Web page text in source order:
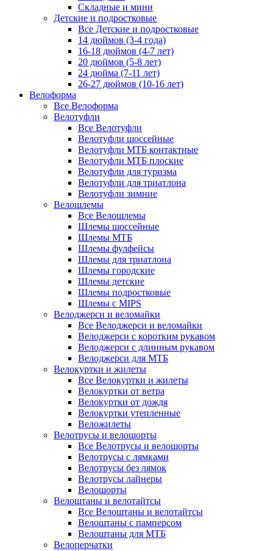
Складные и мини
Детские и подростковые
Все Детские и подростковые
14 дюймов (3-4 года)
16-18 дюймов (4-7 лет)
20 дюймов (5-8 лет)
24 дюйма (7-11 лет)
26-27 дюймов (10-16 лет)
Велоформа
Все Велоформа
Велотуфли
Все Велотуфли
Велотуфли шоссейные
Велотуфли МТБ контактные
Велотуфли МТБ плоские
Велотуфли для туризма
Велотуфли для триатлона
Велотуфли зимние
Велошлемы
Все Велошлемы
Шлемы шоссейные
Шлемы МТБ
Шлемы фулфейсы
Шлемы для триатлона
Шлемы городские
Шлемы детские
Шлемы подростковые
Шлемы с MIPS
Велоджерси и веломайки
Все Велоджерси и веломайки
Велоджерси с коротким рукавом
Велоджерси с длинным рукавом
Велоджерси для МТБ
Велокуртки и жилеты
Все Велокуртки и жилеты
Велокуртки от ветра
Велокуртки от дождя
Велокуртки утепленные
Веложилеты
Велотрусы и велошорты
Все Велотрусы и велошорты
Велотрусы с лямками
Велотрусы без лямок
Велотрусы лайнеры
Велошорты
Велоштаны и велотайтсы
Все Велоштаны и велотайтсы
Велоштаны с памперсом
Велоштаны для МТБ
Велоперчатки